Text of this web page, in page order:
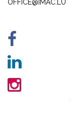
OFFICE@IMAC.LU